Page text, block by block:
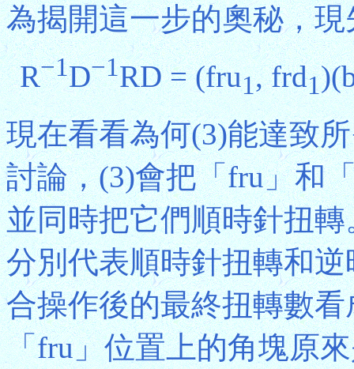
為揭開這一步的奧秘，
R−1D−1RD = (fru1, frd1
現在看看為何(3)能達致
討論，(3)會把「fru」和
並同時把它們順時針扭
分別代表順時針扭轉和
合操作後的最終扭轉數
「fru」位置上的角塊原